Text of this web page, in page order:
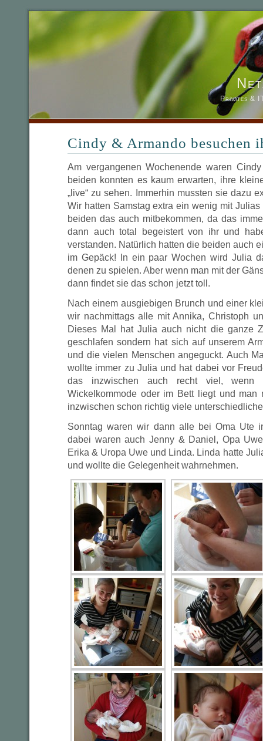
Privates &
Cindy & Armando besuchen
Am vergangenen Wochenende waren
beiden konnten es kaum erwarten, ihre
„live“ zu sehen. Immerhin mussten sie dazu
Wir hatten Samstag extra ein wenig mit
beiden das auch mitbekommen, da das
dann auch total begeistert von ihr und
verstanden. Natürlich hatten die beiden auch
im Gepäck! In ein paar Wochen wird Julia
denen zu spielen. Aber wenn man mit der
dann findet sie das schon jetzt toll.
Nach einem ausgiebigen Brunch und einer
wir nachmittags alle mit Annika, Christoph
Dieses Mal hat Julia auch nicht die ganze
geschlafen sondern hat sich auf unserem
und die vielen Menschen angeguckt. Auch
wollte immer zu Julia und hat dabei vor
das inzwischen auch recht viel,
Wickelkommode oder im Bett liegt und man
inzwischen schon richtig viele
Sonntag waren wir dann alle bei Oma Ute
dabei waren auch Jenny & Daniel, Opa
Erika & Uropa Uwe und Linda. Linda hatte
und wollte die Gelegenheit wahrnehmen.